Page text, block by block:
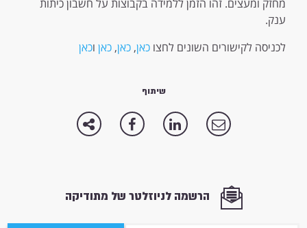
מחזק ומעצים. זהו הזמן ללמידה בקבוצות על חשבון כיתות
ענק.
לכניסה לקישורים השונים לחצוכאן,כאן,כאן וכאן
שיתוף
הרשמה לניוזלטר של מתודיקה